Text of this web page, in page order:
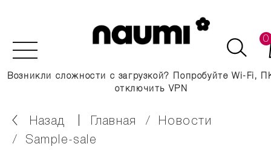
0
Возникли сложности с загрузкой? Попробуйте Wi-Fi,
отключить VPN
Назад главная
новости
sample-sale